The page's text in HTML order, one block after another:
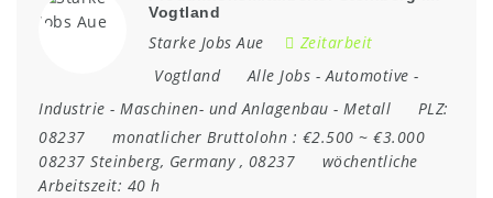
Vogtland
Starke Jobs Aue
Zeitarbeit
Vogtland
Alle Jobs -Automotive -
Industrie - Maschinen- und Anlagenbau - Metall
PLZ:
08237
monatlicher Bruttolohn : €2.500 ~ €3.000
08237 Steinberg, Germany, 08237
wöchentliche
Arbeitszeit: 40 h